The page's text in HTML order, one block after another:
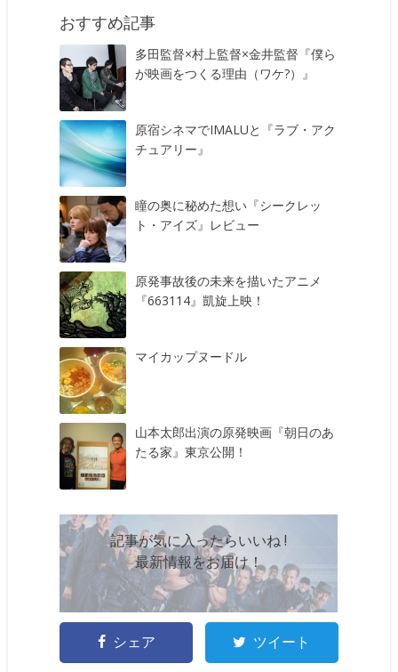
おすすめ記事
多田監督×村上監督×金井監督『僕ら
が映画をつくる理由（ワケ?）』
原宿シネマでIMALUと『ラブ・アク
チュアリー』
瞳の奥に秘めた想い『シークレッ
ト・アイズ』レビュー
原発事故後の未来を描いたアニメ
『663114』凱旋上映！
マイカップヌードル
山本太郎出演の原発映画『朝日のあ
たる家』東京公開！
記事が気に入ったらいいね !
最新情報をお届け！
シェア ツイート